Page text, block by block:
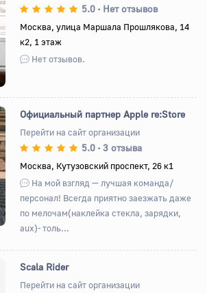
Вперед
5.0 • Нет отзывов
Москва, улица Маршала Прошлякова, 14
к2, 1 этаж
Нет отзывов.
Вперед
Официальный партнер Apple re:Store
Перейти на сайт организации
5.0 • 3 отзыва
Москва, Кутузовский проспект, 26 к1
На мой взгляд — лучшая команда/
персонал! Всегда приятно заезжать даже
по мелочам(наклейка стекла, зарядки,
aux)- толь...
Scala Rider
Перейти на сайт организации